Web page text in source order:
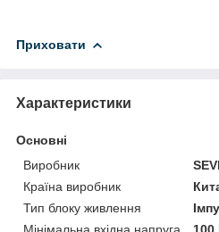
Приховати
Характеристики
Основні
Виробник
Країна виробник
Тип блоку живлення
Мінімальна вхідна напруга
100